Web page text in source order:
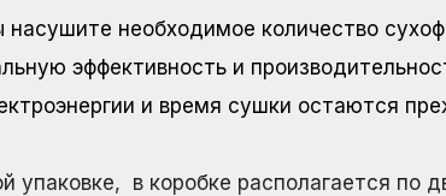
необходимое количество
эффективность и
и время сушки остаются
в коробке располагается по